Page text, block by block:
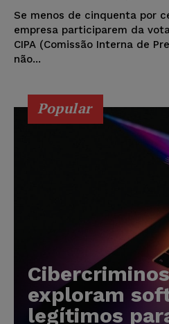
Se menos de cinquenta por
empresa participarem da
CIPA (Comissão Interna de
não...
Popular
exploram
legítimos